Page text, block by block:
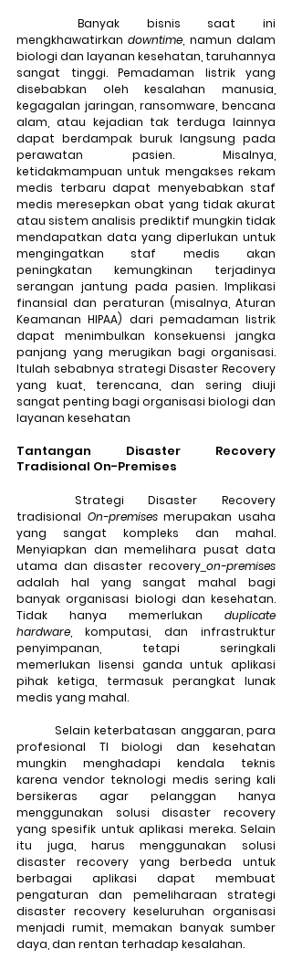
mengkhawatirkan downtime , namun dalam
biologi dan layanan kesehatan, taruhannya
sangat tinggi. Pemadaman listrik yang
disebabkan oleh kesalahan manusia,
kegagalan jaringan, ransomware, bencana
alam, atau kejadian tak terduga lainnya
dapat berdampak buruk langsung pada
perawatan pasien. Misalnya,
ketidakmampuan untuk mengakses rekam
medis terbaru dapat menyebabkan staf
medis meresepkan obat yang tidak akurat
atau sistem analisis prediktif mungkin tidak
mendapatkan data yang diperlukan untuk
mengingatkan staf medis akan
peningkatan kemungkinan terjadinya
serangan jantung pada pasien. Implikasi
finansial dan peraturan (misalnya, Aturan
Keamanan HIPAA) dari pemadaman listrik
dapat menimbulkan konsekuensi jangka
panjang yang merugikan bagi organisasi.
Itulah sebabnya strategi Disaster Recovery
yang kuat, terencana, dan sering diuji
sangat penting bagi organisasi biologi dan
layanan kesehatan
Tantangan Disaster Recovery
Tradisional On-Premises
tradisional On-premises merupakan usaha
yang sangat kompleks dan mahal.
Menyiapkan dan memelihara pusat data
utama dan disaster recovery on-premises
adalah hal yang sangat mahal bagi
banyak organisasi biologi dan kesehatan.
Tidak hanya memerlukan duplicate
hardware , komputasi, dan infrastruktur
penyimpanan, tetapi seringkali
memerlukan lisensi ganda untuk aplikasi
pihak ketiga, termasuk perangkat lunak
medis yang mahal.
profesional TI biologi dan kesehatan
mungkin menghadapi kendala teknis
karena vendor teknologi medis sering kali
bersikeras agar pelanggan hanya
menggunakan solusi disaster recovery
yang spesifik untuk aplikasi mereka. Selain
itu juga, harus menggunakan solusi
disaster recovery yang berbeda untuk
berbagai aplikasi dapat membuat
pengaturan dan pemeliharaan strategi
disaster recovery keseluruhan organisasi
menjadi rumit, memakan banyak sumber
daya, dan rentan terhadap kesalahan.